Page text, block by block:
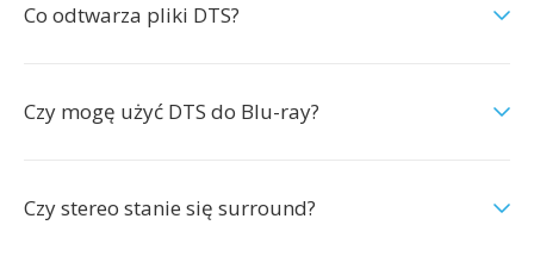
Co odtwarza pliki DTS?
Czy mogę użyć DTS do Blu-ray?
Czy stereo stanie się surround?